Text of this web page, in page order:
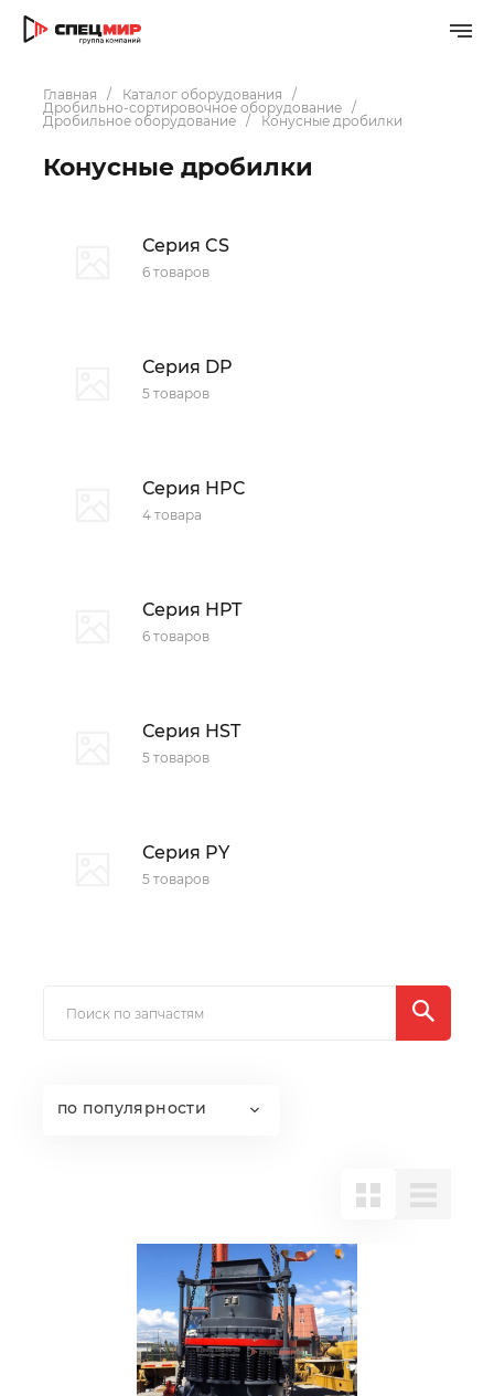
Главная
Каталог оборудования
Дробильно-сортировочное оборудование
Дробильное оборудование
Конусные дробилки
Конусные дробилки
Серия CS
6 товаров
Серия DP
5 товаров
Серия HPC
4 товара
Серия HPT
6 товаров
Серия HST
5 товаров
Серия PY
5 товаров
по популярности